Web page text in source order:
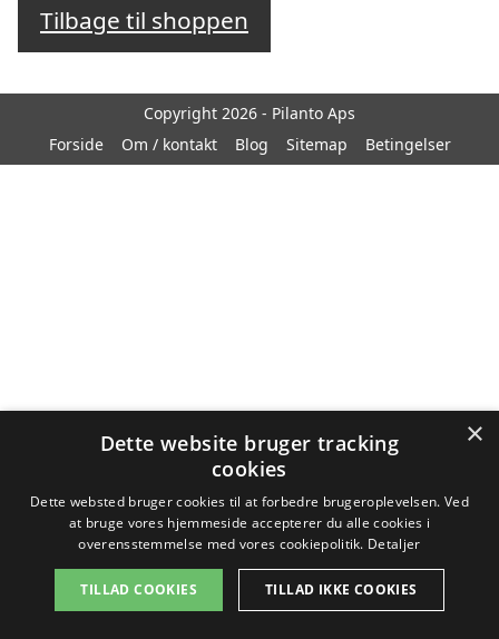
Tilbage til shoppen
Copyright 2026 - Pilanto Aps
Forside
Om / kontakt Blog Sitemap Betingelser
×
Dette website bruger tracking
cookies
Dette websted bruger cookies til at forbedre brugeroplevelsen. Ved
at bruge vores hjemmeside accepterer du alle cookies i
overensstemmelse med vores cookiepolitik. Detaljer
TILLAD COOKIES TILLAD IKKE COOKIES